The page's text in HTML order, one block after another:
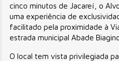
cinco minutos de Jacareí, o
uma experiência de
facilitado pela proximidade à
estrada municipal Abade
O local tem vista privilegiada